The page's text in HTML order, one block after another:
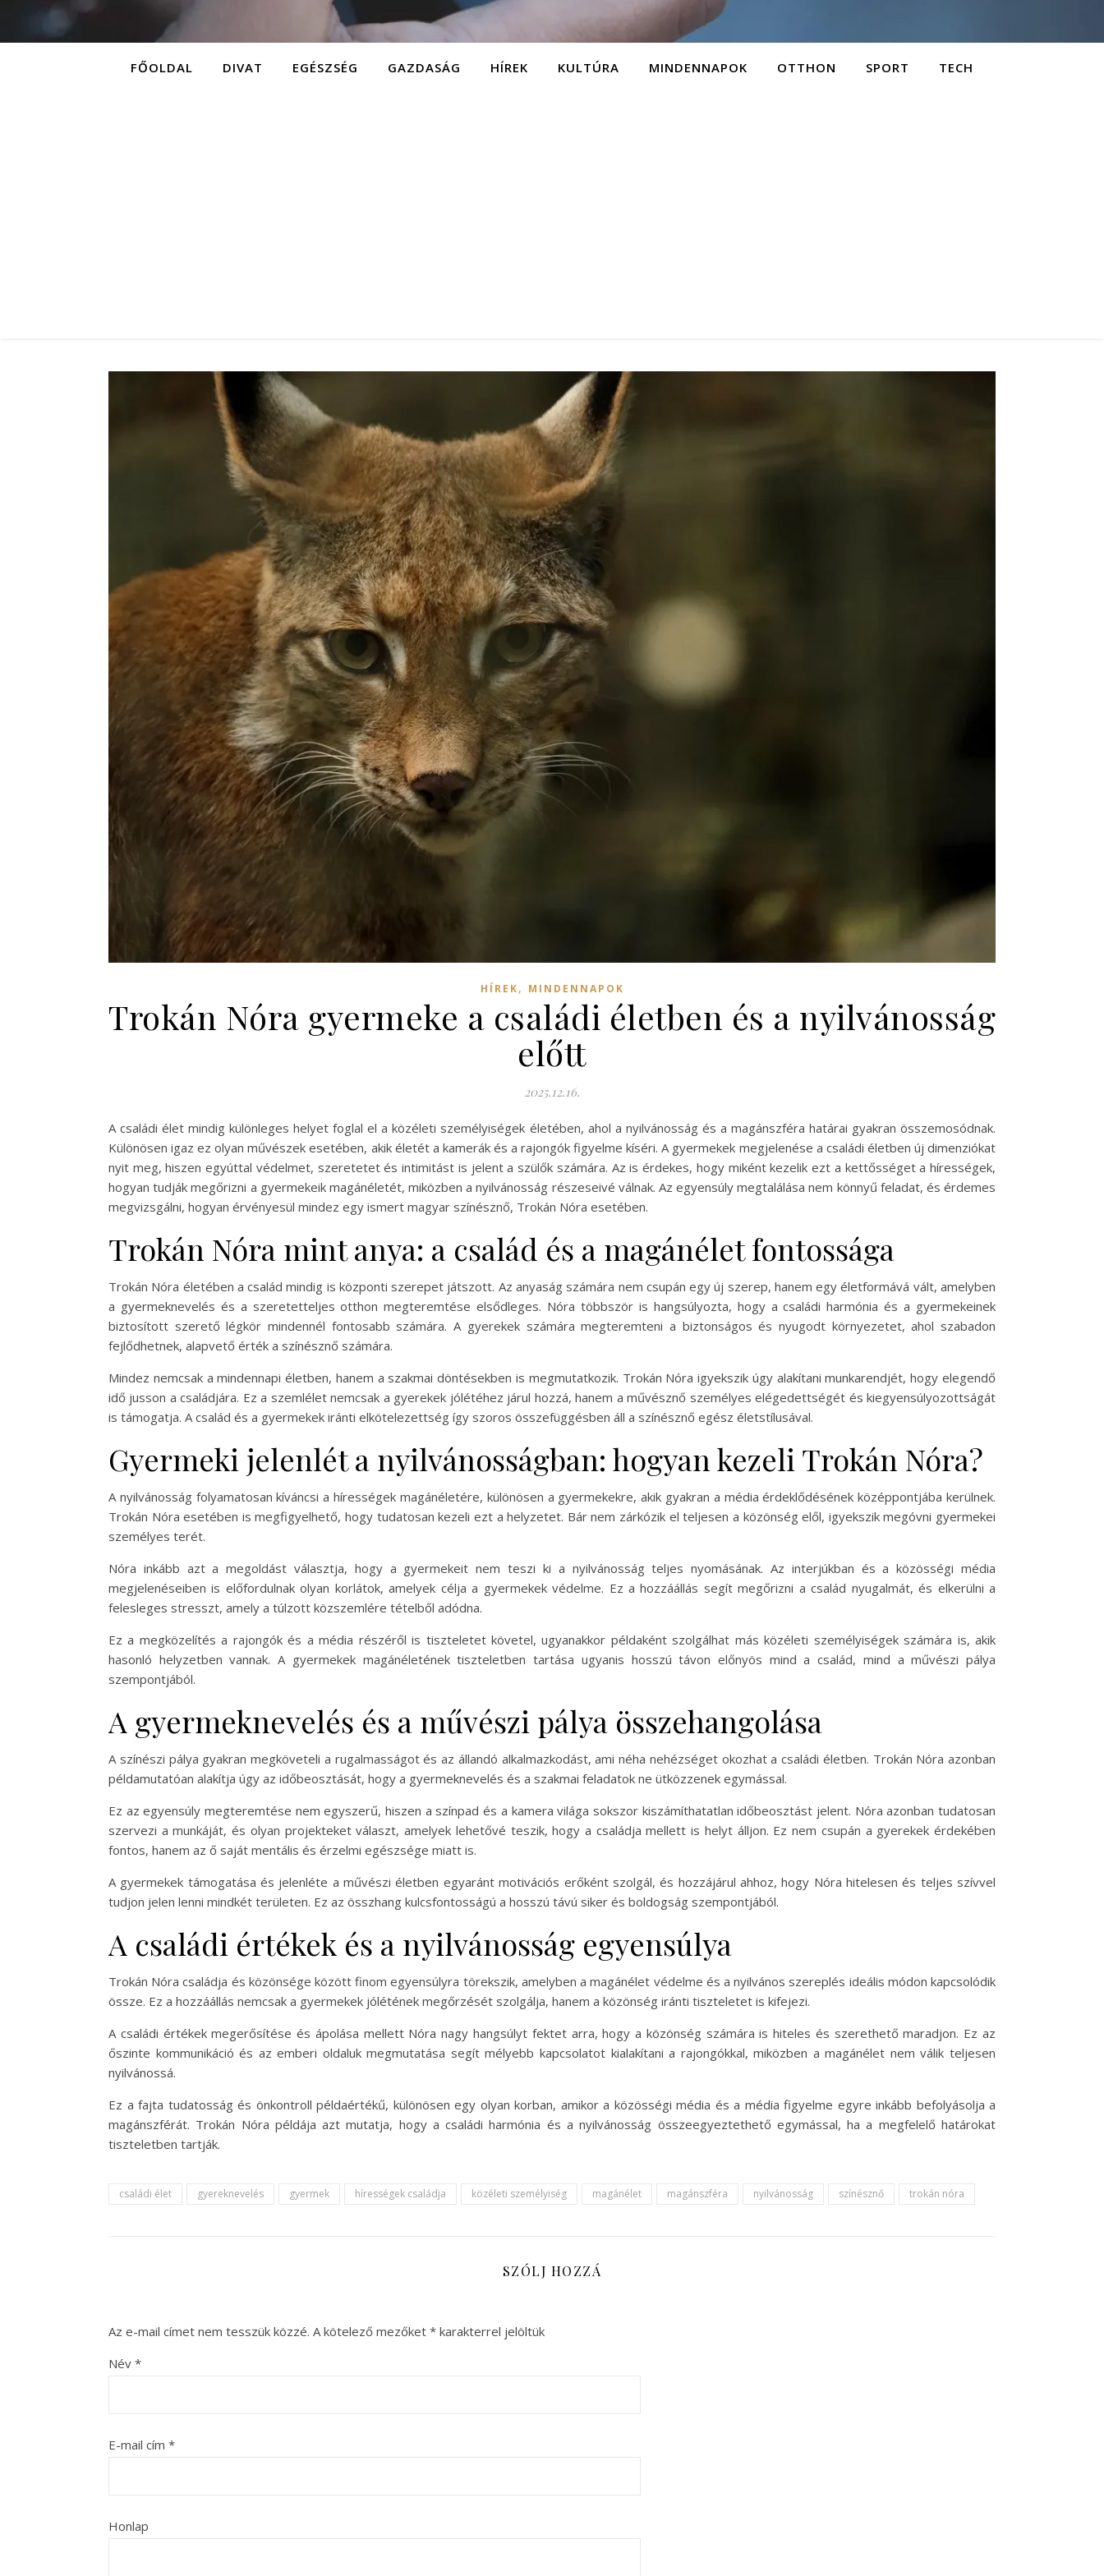
FŐOLDAL DIVAT EGÉSZSÉG GAZDASÁG HÍREK KULTÚRA MINDENNAPOK OTTHON SPORT TECH
HÍREK, MINDENNAPOK
Trokán Nóra gyermeke a családi életben és a nyilvánosság
előtt
2025.12.16.
A családi élet mindig különleges helyet foglal el a közéleti személyiségek életében, ahol a nyilvánosság és a magánszféra határai gyakran összemosódnak.
Különösen igaz ez olyan művészek esetében, akik életét a kamerák és a rajongók figyelme kíséri. A gyermekek megjelenése a családi életben új dimenziókat
nyit meg, hiszen egyúttal védelmet, szeretetet és intimitást is jelent a szülők számára. Az is érdekes, hogy miként kezelik ezt a kettősséget a hírességek,
hogyan tudják megőrizni a gyermekeik magánéletét, miközben a nyilvánosság részeseivé válnak. Az egyensúly megtalálása nem könnyű feladat, és érdemes
megvizsgálni, hogyan érvényesül mindez egy ismert magyar színésznő, Trokán Nóra esetében.
Trokán Nóra mint anya: a család és a magánélet fontossága
Trokán Nóra életében a család mindig is központi szerepet játszott. Az anyaság számára nem csupán egy új szerep, hanem egy életformává vált, amelyben
a gyermeknevelés és a szeretetteljes otthon megteremtése elsődleges. Nóra többször is hangsúlyozta, hogy a családi harmónia és a gyermekeinek
biztosított szerető légkör mindennél fontosabb számára. A gyerekek számára megteremteni a biztonságos és nyugodt környezetet, ahol szabadon
fejlődhetnek, alapvető érték a színésznő számára.
Mindez nemcsak a mindennapi életben, hanem a szakmai döntésekben is megmutatkozik. Trokán Nóra igyekszik úgy alakítani munkarendjét, hogy elegendő
idő jusson a családjára. Ez a szemlélet nemcsak a gyerekek jólétéhez járul hozzá, hanem a művésznő személyes elégedettségét és kiegyensúlyozottságát
is támogatja. A család és a gyermekek iránti elkötelezettség így szoros összefüggésben áll a színésznő egész életstílusával.
Gyermeki jelenlét a nyilvánosságban: hogyan kezeli Trokán Nóra?
A nyilvánosság folyamatosan kíváncsi a hírességek magánéletére, különösen a gyermekekre, akik gyakran a média érdeklődésének középpontjába kerülnek.
Trokán Nóra esetében is megfigyelhető, hogy tudatosan kezeli ezt a helyzetet. Bár nem zárkózik el teljesen a közönség elől, igyekszik megóvni gyermekei
személyes terét.
Nóra inkább azt a megoldást választja, hogy a gyermekeit nem teszi ki a nyilvánosság teljes nyomásának. Az interjúkban és a közösségi média
megjelenéseiben is előfordulnak olyan korlátok, amelyek célja a gyermekek védelme. Ez a hozzáállás segít megőrizni a család nyugalmát, és elkerülni a
felesleges stresszt, amely a túlzott közszemlére tételből adódna.
Ez a megközelítés a rajongók és a média részéről is tiszteletet követel, ugyanakkor példaként szolgálhat más közéleti személyiségek számára is, akik
hasonló helyzetben vannak. A gyermekek magánéletének tiszteletben tartása ugyanis hosszú távon előnyös mind a család, mind a művészi pálya
szempontjából.
A gyermeknevelés és a művészi pálya összehangolása
A színészi pálya gyakran megköveteli a rugalmasságot és az állandó alkalmazkodást, ami néha nehézséget okozhat a családi életben. Trokán Nóra azonban
példamutatóan alakítja úgy az időbeosztását, hogy a gyermeknevelés és a szakmai feladatok ne ütközzenek egymással.
Ez az egyensúly megteremtése nem egyszerű, hiszen a színpad és a kamera világa sokszor kiszámíthatatlan időbeosztást jelent. Nóra azonban tudatosan
szervezi a munkáját, és olyan projekteket választ, amelyek lehetővé teszik, hogy a családja mellett is helyt álljon. Ez nem csupán a gyerekek érdekében
fontos, hanem az ő saját mentális és érzelmi egészsége miatt is.
A gyermekek támogatása és jelenléte a művészi életben egyaránt motivációs erőként szolgál, és hozzájárul ahhoz, hogy Nóra hitelesen és teljes szívvel
tudjon jelen lenni mindkét területen. Ez az összhang kulcsfontosságú a hosszú távú siker és boldogság szempontjából.
A családi értékek és a nyilvánosság egyensúlya
Trokán Nóra családja és közönsége között finom egyensúlyra törekszik, amelyben a magánélet védelme és a nyilvános szereplés ideális módon kapcsolódik
össze. Ez a hozzáállás nemcsak a gyermekek jólétének megőrzését szolgálja, hanem a közönség iránti tiszteletet is kifejezi.
A családi értékek megerősítése és ápolása mellett Nóra nagy hangsúlyt fektet arra, hogy a közönség számára is hiteles és szerethető maradjon. Ez az
őszinte kommunikáció és az emberi oldaluk megmutatása segít mélyebb kapcsolatot kialakítani a rajongókkal, miközben a magánélet nem válik teljesen
nyilvánossá.
Ez a fajta tudatosság és önkontroll példaértékű, különösen egy olyan korban, amikor a közösségi média és a média figyelme egyre inkább befolyásolja a
magánszférát. Trokán Nóra példája azt mutatja, hogy a családi harmónia és a nyilvánosság összeegyeztethető egymással, ha a megfelelő határokat
tiszteletben tartják.
családi élet gyereknevelés gyermek hírességek családja közéleti személyiség magánélet magánszféra nyilvánosság színésznő trokán nóra
SZÓLJ HOZZÁ
Az e-mail címet nem tesszük közzé. A kötelező mezőket * karakterrel jelöltük
Név *
E-mail cím *
Honlap